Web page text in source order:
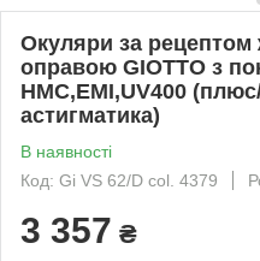
Окуляри за рецептом
оправою GIOTTO з
HMC,EMI,UV400
астигматика)
В наявності
Код: Gi VS 62/D col. 4379
3 357 ₴